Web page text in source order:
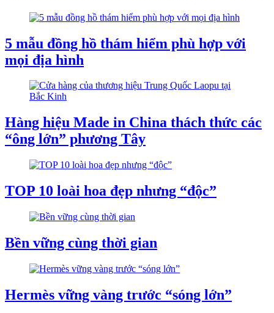
5 mẫu đồng hồ thám hiểm phù hợp với
mọi địa hình
Hàng hiệu Made in China thách thức các
“ông lớn” phương Tây
TOP 10 loài hoa đẹp nhưng “độc”
Bền vững cùng thời gian
Hermès vững vàng trước “sóng lớn”